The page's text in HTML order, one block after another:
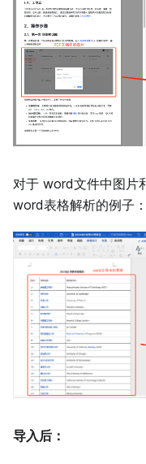
对于 word文件中图片
word表格解析的例子：
导入后：